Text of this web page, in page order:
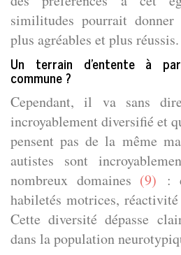
similitudes pourrait donner
plus agréables et plus réussis.
Un terrain d’entente à
commune ?
Cependant, il va sans
incroyablement diversifié et
pensent pas de la même
autistes sont
nombreux domaines (9) :
habiletés motrices,
Cette diversité dépasse
dans la population